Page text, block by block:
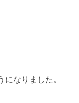
なりました。